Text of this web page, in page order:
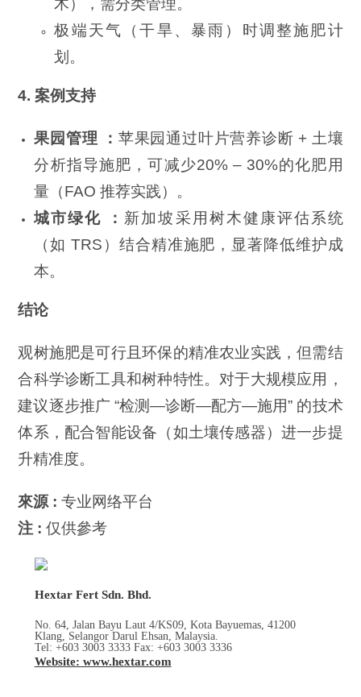
木），需分类管理。
极端天气（干旱、暴雨）时调整施肥计
划。
4. 案例支持
果园管理 ： 苹果园通过叶片营养诊断 + 土壤
分析指导施肥，可减少20% – 30%的化肥用
量（FAO 推荐实践）。
城市绿化 ： 新加坡采用树木健康评估系统
（如 TRS）结合精准施肥，显著降低维护成
本。
结论
观树施肥是可行且环保的精准农业实践，但需结
合科学诊断工具和树种特性。对于大规模应用，
建议逐步推广 “检测—诊断—配方—施用” 的技术
体系，配合智能设备（如土壤传感器）进一步提
升精准度。
來源 : 专业网络平台
注 : 仅供參考
Hextar Fert Sdn. Bhd.
No. 64, Jalan Bayu Laut 4/KS09, Kota Bayuemas, 41200
Klang, Selangor Darul Ehsan, Malaysia.
Tel: +603 3003 3333 Fax: +603 3003 3336
Website: www.hextar.com